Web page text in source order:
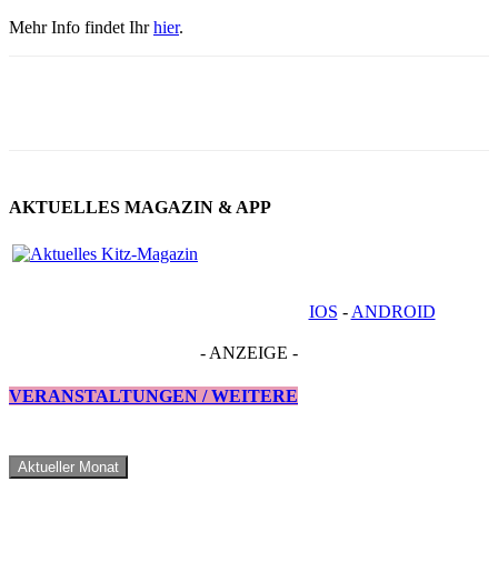
Mehr Info findet Ihrhier.
AKTUELLES MAGAZIN & APP
IOS - ANDROID
- ANZEIGE -
VERANSTALTUNGEN / WEITERE
Aktueller Monat